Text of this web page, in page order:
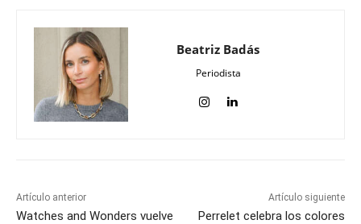
Beatriz Badás
Periodista
Artículo anterior
Watches and Wonders vuelve
Artículo siguiente
Perrelet celebra los colores